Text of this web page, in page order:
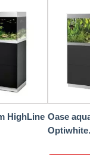
HighLine Oase